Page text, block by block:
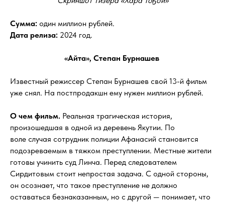
Сумма: один миллион рублей.
Дата релиза: 2024 год.
«Айта», Степан Бурнашев
Известный режиссер Степан Бурнашев свой 13-й фильм
уже снял. На постпродакшн ему нужен миллион рублей.
О чем фильм. Реальная трагическая история,
произошедшая в одной из деревень Якутии. По
воле случая сотрудник полиции Афанасий становится
подозреваемым в тяжком преступлении. Местные жители
готовы учинить суд Линча. Перед следователем
Сирдитовым стоит непростая задача. С одной стороны,
он осознает, что такое преступление не должно
оставаться безнаказанным, но с другой — понимает, что